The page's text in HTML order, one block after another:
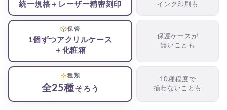
統一規格＋ レーザー精密刻印
インク印刷も
保管
1個ずつアクリルケース
＋化粧箱
保護ケースが
無いことも
種類
全25種 そろう
10種程度で
揃わないことも